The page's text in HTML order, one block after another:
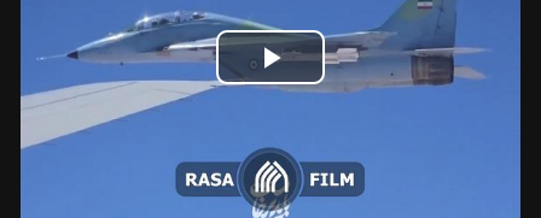
Play
Video